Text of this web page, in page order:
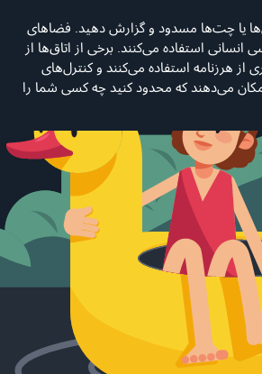
یا چت‌ها مسدود و گزارش دهید. فضاهای
انسانی استفاده می‌کنند. برخی از اتاق‌ها از
از هرزنامه استفاده می‌کنند و کنترل‌های
می‌دهند که محدود کنید چه کسی شما را